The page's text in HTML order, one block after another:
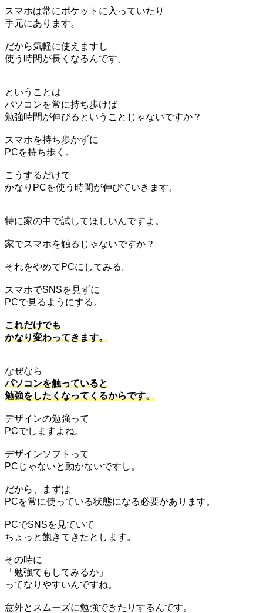
スマホは常にポケットに入っていたり
手元にあります。
だから気軽に使えますし
使う時間が長くなるんです。
ということは
パソコンを常に持ち歩けば
勉強時間が伸びるということじゃないですか？
スマホを持ち歩かずに
PCを持ち歩く。
こうするだけで
かなりPCを使う時間が伸びていきます。
特に家の中で試してほしいんですよ。
家でスマホを触るじゃないですか？
それをやめてPCにしてみる。
スマホでSNSを見ずに
PCで見るようにする。
これだけでも
かなり変わってきます。
なぜなら
パソコンを触っていると
勉強をしたくなってくるからです。
デザインの勉強って
PCでしますよね。
デザインソフトって
PCじゃないと動かないですし。
だから、まずは
PCを常に使っている状態になる必要があります。
PCでSNSを見ていて
ちょっと飽きてきたとします。
その時に
「勉強でもしてみるか」
ってなりやすいんですね。
意外とスムーズに勉強できたりするんです。